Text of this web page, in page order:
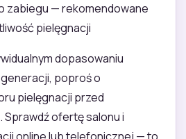
zabiegu — rekomendowane
pielęgnacji
dopasowaniu
poproś o
pielęgnacji przed
Sprawdź ofertę salonu i